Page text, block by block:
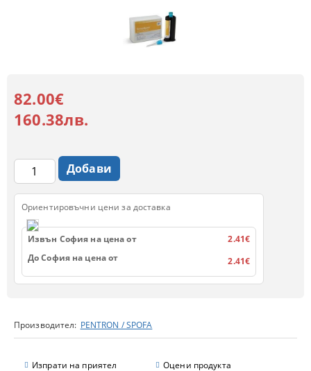
Производител: PENTRON / SPOFA
Изпрати на приятел Оцени продукта
82.00€
160.38лв.
Ориентировъчни цени за доставка
Извън София на цена от
2.41€
До София на цена от
2.41€